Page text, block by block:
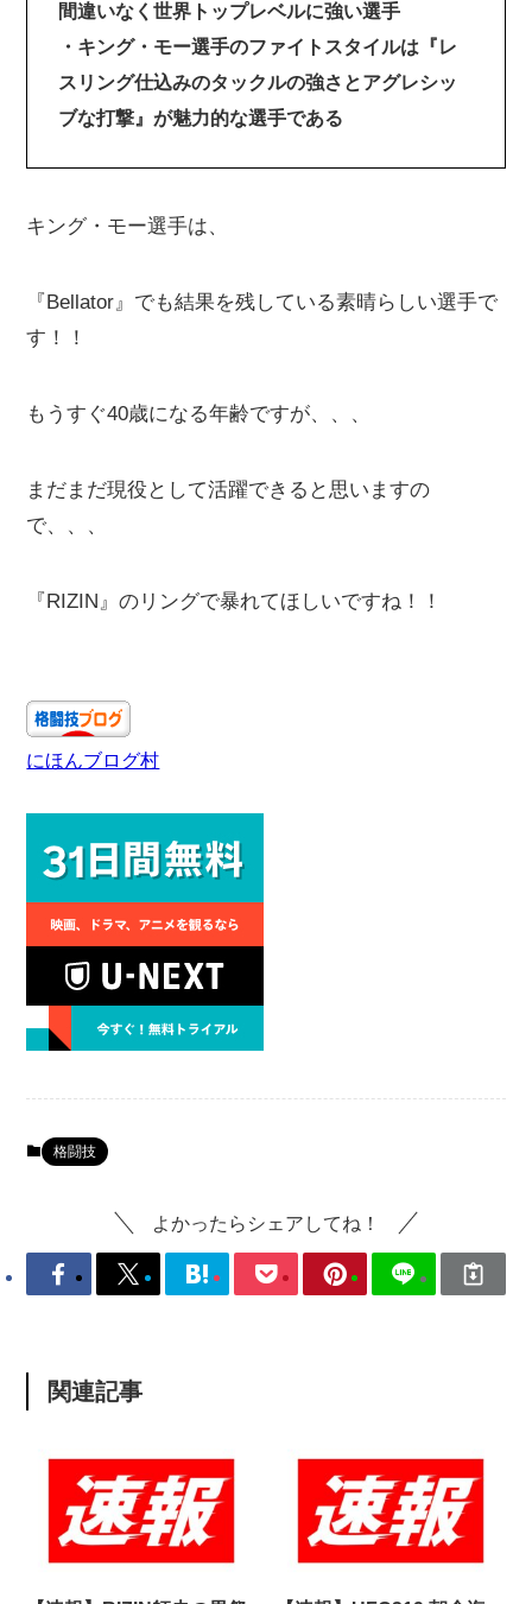
間違いなく世界トップレベルに強い選手
・キング・モー選手のファイトスタイルは『レ
スリング仕込みのタックルの強さとアグレシッ
ブな打撃』が魅力的な選手である
キング・モー選手は、
『Bellator』でも結果を残している素晴らしい選手で
す！！
もうすぐ40歳になる年齢ですが、、、
まだまだ現役として活躍できると思いますの
で、、、
『RIZIN』のリングで暴れてほしいですね！！
にほんブログ村
格闘技
よかったらシェアしてね！
関連記事